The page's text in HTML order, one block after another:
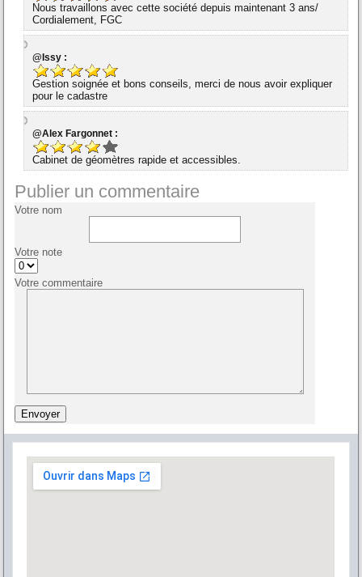
Nous travaillons avec cette société depuis maintenant 3 ans/
Cordialement, FGC
@Issy :
Gestion soignée et bons conseils, merci de nous avoir expliquer
pour le cadastre
@Alex Fargonnet :
Cabinet de géomètres rapide et accessibles.
Publier un commentaire
Votre nom
Votre note
Votre commentaire